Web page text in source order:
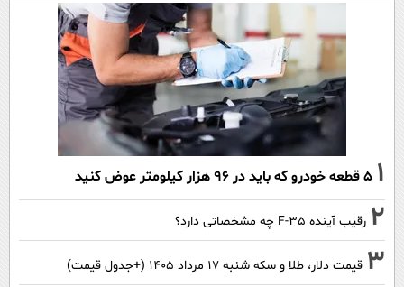
1 ۵ قطعه خودرو که باید در ۹۶ هزار کیلومتر عوض کنید
2 رقیب آینده F-35 چه مشخصاتی دارد؟
3 قیمت دلار، طلا و سکه شنبه ۱۷ مرداد ۱۴۰۵ (+جدول قیمت)